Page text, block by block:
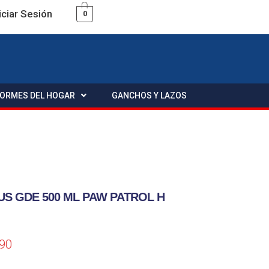
Sesión 0
DEL HOGAR GANCHOS Y LAZOS
GDE 500 ML PAW PATROL H